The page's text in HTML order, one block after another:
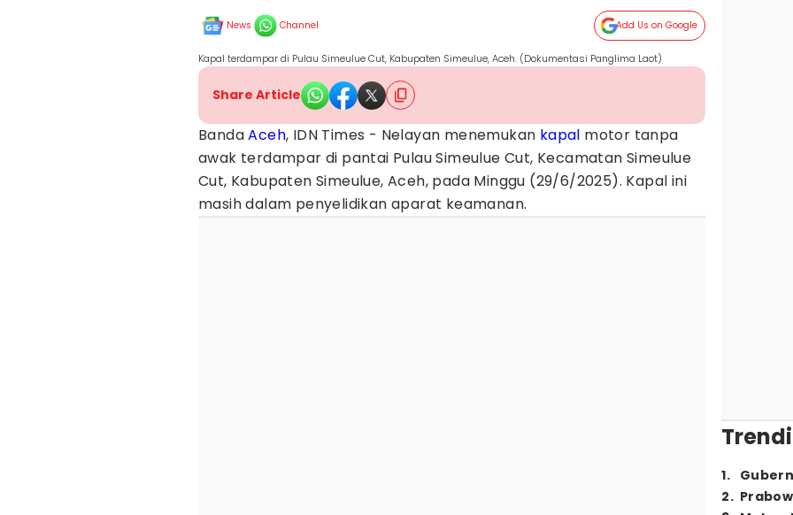
News Channel Add Us on Google
Kapal terdampar di Pulau Simeulue Cut, Kabupaten Simeulue, Aceh. (Dokumentasi Panglima Laot)
Share Article
BandaAceh, IDN Times - Nelayan menemukan kapal motor tanpa
awak terdampar di pantai Pulau Simeulue Cut, Kecamatan Simeulue
Cut, Kabupaten Simeulue, Aceh, pada Minggu (29/6/2025). Kapal ini
masih dalam penyelidikan aparat keamanan.
1.
2.